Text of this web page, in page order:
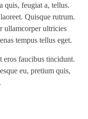
quis, feugiat a, tellus.
Quisque rutrum.
ullamcorper ultricies
tempus tellus eget.
eros faucibus tincidunt.
eu, pretium quis,